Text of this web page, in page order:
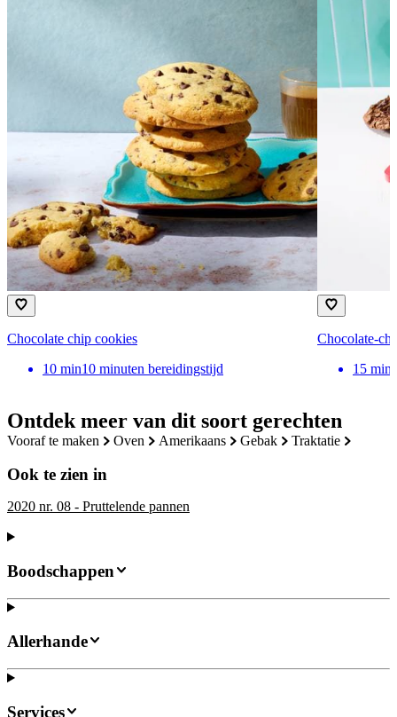
Ontdek meer van dit soort gerechten
vooraf te maken oven amerikaans gebak traktatie
Ook te zien in
2020 nr. 08 - Pruttelende pannen
Chocolate chip cookies
10 min10 minuten bereidingstijd
Chocolate-
15 min
Boodschappen
Allerhande
Services